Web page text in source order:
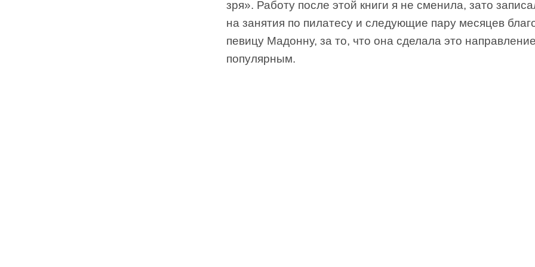
зря». Работу после этой книги я не сменила, зато
на занятия по пилатесу и следующие пару месяцев
певицу Мадонну, за то, что она сделала это направление
популярным.